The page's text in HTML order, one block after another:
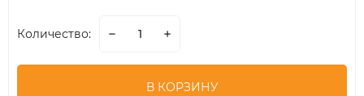
Количество:
В КОРЗИНУ